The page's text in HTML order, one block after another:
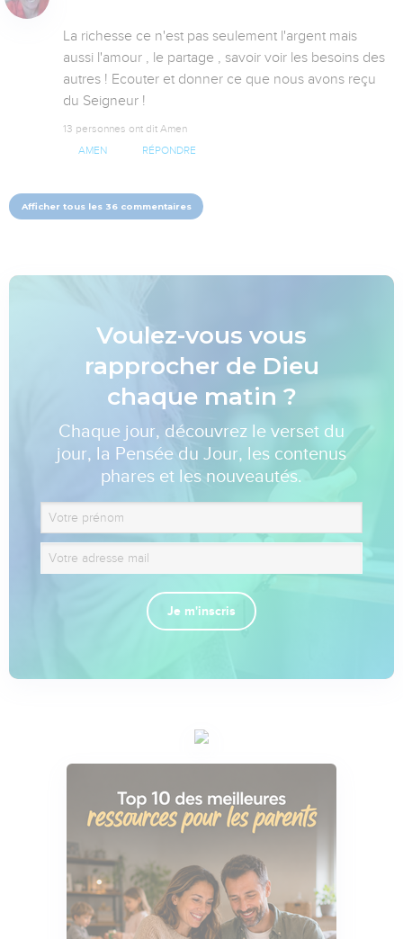
La richesse ce n'est pas seulement l'argent mais
aussi l'amour , le partage , savoir voir les besoins des
autres ! Ecouter et donner ce que nous avons reçu
du Seigneur !
13 personnes ont dit Amen
AMEN RÉPONDRE
Afficher tous les 36 commentaires
Voulez-vous vous
rapprocher de Dieu
chaque matin ?
Chaque jour, découvrez le verset du
jour, la Pensée du Jour, les contenus
phares et les nouveautés.
Je m'inscris